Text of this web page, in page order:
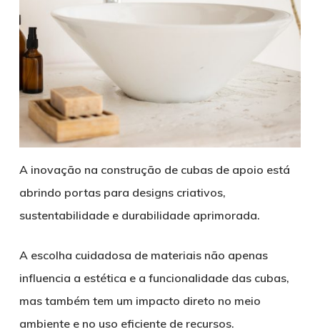
A inovação na construção de cubas de apoio está
abrindo portas para designs criativos,
sustentabilidade e durabilidade aprimorada.
A escolha cuidadosa de materiais não apenas
influencia a estética e a funcionalidade das cubas,
mas também tem um impacto direto no meio
ambiente e no uso eficiente de recursos.